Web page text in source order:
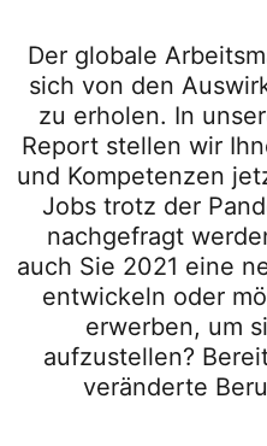
Der globale
sich von den
zu erholen. In
Report stellen wir
und Kompetenzen
Jobs trotz der
nachgefragt
auch Sie 2021 eine
entwickeln oder
erwerben, um
aufzustellen?
veränderte